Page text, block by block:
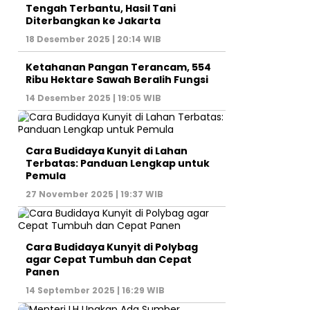
Tengah Terbantu, Hasil Tani
Diterbangkan ke Jakarta
18 Desember 2025 | 20:14 WIB
Ketahanan Pangan Terancam, 554
Ribu Hektare Sawah Beralih Fungsi
14 Desember 2025 | 19:05 WIB
Cara Budidaya Kunyit di Lahan
Terbatas: Panduan Lengkap untuk
Pemula
27 November 2025 | 19:37 WIB
Cara Budidaya Kunyit di Polybag
agar Cepat Tumbuh dan Cepat
Panen
14 September 2025 | 16:29 WIB